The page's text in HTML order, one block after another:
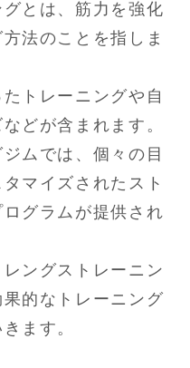
とは、筋力を強化
法のことを指しま
トレーニングや自
どが含まれます。
ムでは、個々の目
マイズされたスト
グラムが提供され
ングストレーニン
的なトレーニング
ます。